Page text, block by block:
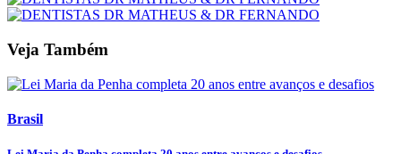
Veja Também
Brasil